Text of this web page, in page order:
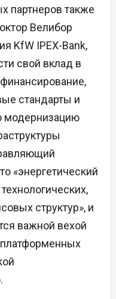
партнеров также
Велибор
KfW IPEX-Bank,
свой вклад в
стандарты и
модернизацию
«энергетический
структур», и
важной вехой
платформенных